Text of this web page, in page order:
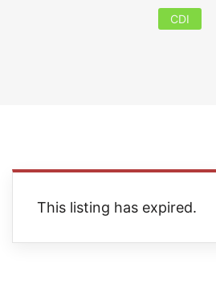
CDI
This listing has expired.